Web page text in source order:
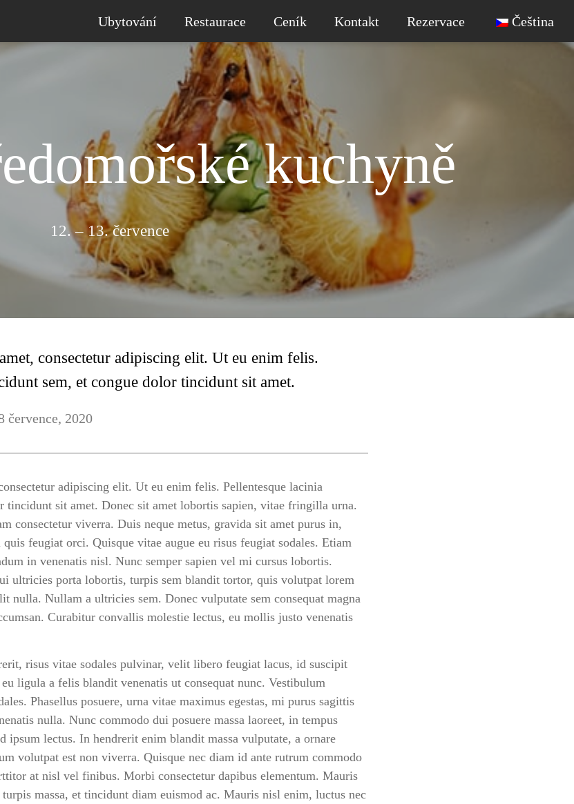
Ubytování Restaurace Ceník Kontakt Rezervace Čeština
kuchyně
12. – 13. července
consectetur adipiscing elit. Ut eu enim felis.
sem, et congue dolor tincidunt sit amet.
července, 2020
adipiscing elit. Ut eu enim felis. Pellentesque lacinia
tincidunt sit amet. Donec sit amet lobortis sapien, vitae fringilla urna.
consectetur viverra. Duis neque metus, gravida sit amet purus in,
feugiat orci. Quisque vitae augue eu risus feugiat sodales. Etiam
in venenatis nisl. Nunc semper sapien vel mi cursus lobortis.
ultricies porta lobortis, turpis sem blandit tortor, quis volutpat lorem
nulla. Nullam a ultricies sem. Donec vulputate sem consequat magna
Curabitur convallis molestie lectus, eu mollis justo venenatis
risus vitae sodales pulvinar, velit libero feugiat lacus, id suscipit
ligula a felis blandit venenatis ut consequat nunc. Vestibulum
Phasellus posuere, urna vitae maximus egestas, mi purus sagittis
nulla. Nunc commodo dui posuere massa laoreet, in tempus
ipsum lectus. In hendrerit enim blandit massa vulputate, a ornare
volutpat est non viverra. Quisque nec diam id ante rutrum commodo
at nisl vel finibus. Morbi consectetur dapibus elementum. Mauris
massa, et tincidunt diam euismod ac. Mauris nisl enim, luctus nec